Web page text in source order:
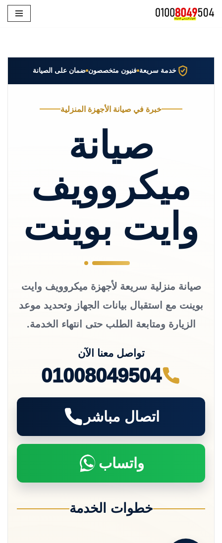
خدمة سريعة فنيون متخصصون ضمان على الصيانة
خبرة في صيانة الأجهزة المنزلية
صيانة
ميكروويف
وايت بوينت
صيانة منزلية سريعة لأجهزة ميكروويف وايت
بوينت مع استقبال بيانات الجهاز وتحديد موعد
الزيارة ومتابعة الطلب حتى انتهاء الخدمة.
تواصل معنا الآن
01008049504
اتصال مباشر
واتساب
خطوات الخدمة